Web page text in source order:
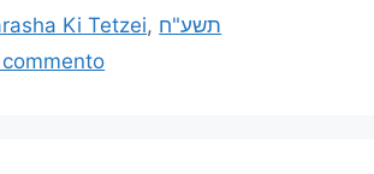
Ki Tetzei, תשע"ח